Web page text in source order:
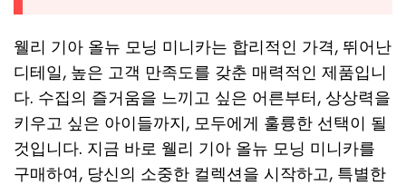
웰리 기아 올뉴 모닝 미니카는 합리적인 가격, 뛰어난
디테일, 높은 고객 만족도를 갖춘 매력적인 제품입니
다. 수집의 즐거움을 느끼고 싶은 어른부터, 상상력을
키우고 싶은 아이들까지, 모두에게 훌륭한 선택이 될
것입니다. 지금 바로 웰리 기아 올뉴 모닝 미니카를
구매하여, 당신의 소중한 컬렉션을 시작하고, 특별한